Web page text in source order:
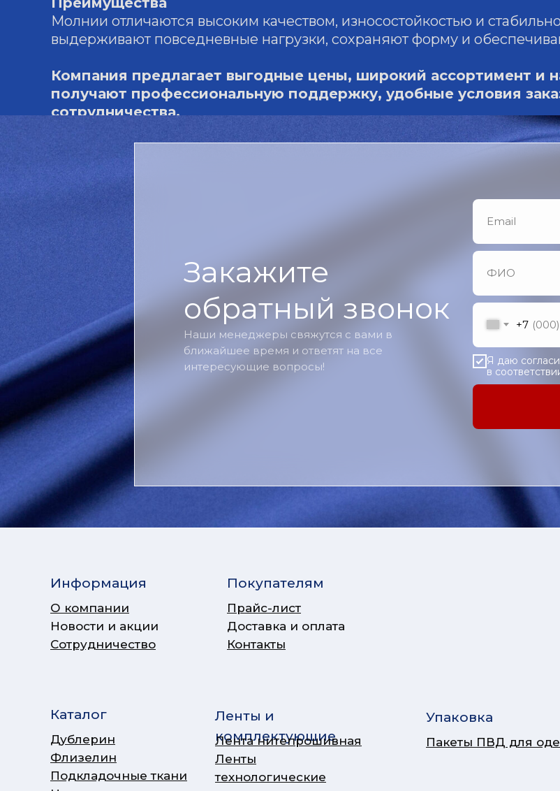
Молнии отличаются высоким качеством, износостойкостью и
выдерживают повседневные нагрузки, сохраняют форму и
Компания предлагает выгодные цены, широкий ассортимент и
получают профессиональную поддержку, удобные условия
сотрудничества.
Закажите
обратный звонок
Наши менеджеры свяжутся с вами в
ближайшее время и ответят на все
интересующие вопросы!
+7
Я даю
в
Информация
О компании
Новости и акции
Сотрудничество
Покупателям
Прайс-лист
Доставка и оплата
Контакты
Каталог
Дублерин
Флизелин
Подкладочные ткани
Ленты и
комплектующие
Лента нитепрошивная
Ленты
технологические
Упаковка
Пакеты ПВД для